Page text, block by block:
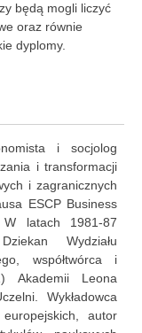
będą mogli liczyć
oraz równie
dyplomy.
i socjolog
i transformacji
i zagranicznych
ESCP Business
W latach 1981-87
Wydziału
współtwórca i
Akademii Leona
Wykładowca
autor